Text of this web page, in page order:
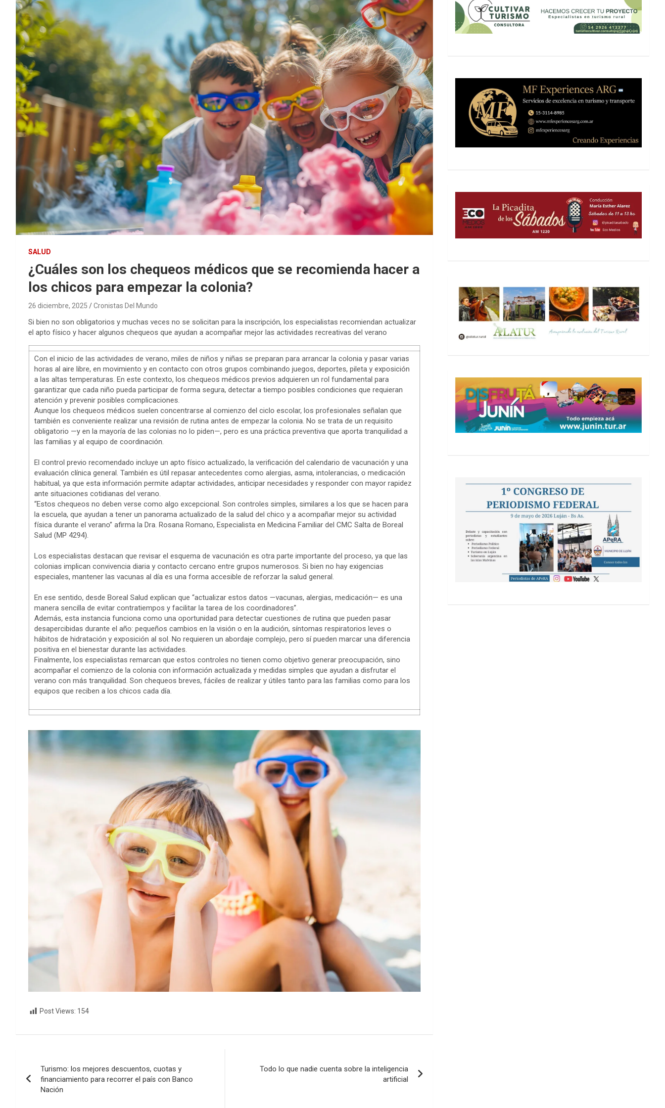
SALUD
¿Cuáles son los chequeos médicos que se recomienda hacer a
los chicos para empezar la colonia?
26 diciembre, 2025 Cronistas Del Mundo
Si bien no son obligatorios y muchas veces no se solicitan para la inscripción, los especialistas recomiendan actualizar
el apto físico y hacer algunos chequeos que ayudan a acompañar mejor las actividades recreativas del verano
Con el inicio de las actividades de verano, miles de niños y niñas se preparan para arrancar la colonia y pasar varias
horas al aire libre, en movimiento y en contacto con otros grupos combinando juegos, deportes, pileta y exposición
a las altas temperaturas. En este contexto, los chequeos médicos previos adquieren un rol fundamental para
garantizar que cada niño pueda participar de forma segura, detectar a tiempo posibles condiciones que requieran
atención y prevenir posibles complicaciones.
Aunque los chequeos médicos suelen concentrarse al comienzo del ciclo escolar, los profesionales señalan que
también es conveniente realizar una revisión de rutina antes de empezar la colonia. No se trata de un requisito
obligatorio —y en la mayoría de las colonias no lo piden—, pero es una práctica preventiva que aporta tranquilidad a
las familias y al equipo de coordinación.
El control previo recomendado incluye un apto físico actualizado, la verificación del calendario de vacunación y una
evaluación clínica general. También es útil repasar antecedentes como alergias, asma, intolerancias, o medicación
habitual, ya que esta información permite adaptar actividades, anticipar necesidades y responder con mayor rapidez
ante situaciones cotidianas del verano.
“Estos chequeos no deben verse como algo excepcional. Son controles simples, similares a los que se hacen para
la escuela, que ayudan a tener un panorama actualizado de la salud del chico y a acompañar mejor su actividad
física durante el verano” afirma la Dra. Rosana Romano, Especialista en Medicina Familiar del CMC Salta de Boreal
Salud (MP 4294).
Los especialistas destacan que revisar el esquema de vacunación es otra parte importante del proceso, ya que las
colonias implican convivencia diaria y contacto cercano entre grupos numerosos. Si bien no hay exigencias
especiales, mantener las vacunas al día es una forma accesible de reforzar la salud general.
En ese sentido, desde Boreal Salud explican que “actualizar estos datos —vacunas, alergias, medicación— es una
manera sencilla de evitar contratiempos y facilitar la tarea de los coordinadores”.
Además, esta instancia funciona como una oportunidad para detectar cuestiones de rutina que pueden pasar
desapercibidas durante el año: pequeños cambios en la visión o en la audición, síntomas respiratorios leves o
hábitos de hidratación y exposición al sol. No requieren un abordaje complejo, pero sí pueden marcar una diferencia
positiva en el bienestar durante las actividades.
Finalmente, los especialistas remarcan que estos controles no tienen como objetivo generar preocupación, sino
acompañar el comienzo de la colonia con información actualizada y medidas simples que ayudan a disfrutar el
verano con más tranquilidad. Son chequeos breves, fáciles de realizar y útiles tanto para las familias como para los
equipos que reciben a los chicos cada día.
Post Views: 154
de
Turismo: los mejores descuentos, cuotas y
financiamiento para recorrer el país con Banco
Nación
Todo lo que nadie cuenta sobre la inteligencia
artificial